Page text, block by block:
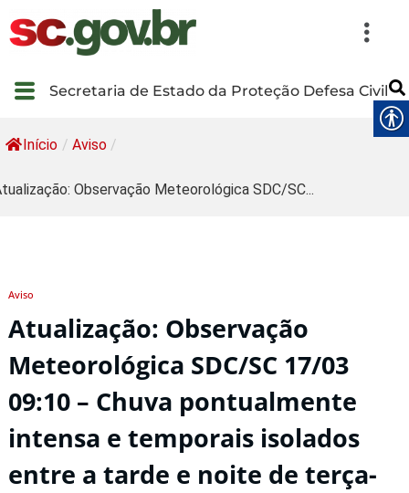
Secretaria de Estado da Proteção Defesa Civil
Início / Aviso /
Observação Meteorológica SDC/SC...
Aviso
Atualização: Observação
Meteorológica SDC/SC 17/03
09:10 – Chuva pontualmente
intensa e temporais isolados
entre a tarde e noite de terça-